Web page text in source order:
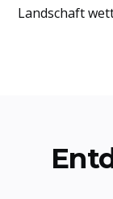
Landschaft